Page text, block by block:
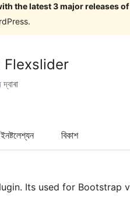
the latest 3 major releases
Flexslider
ইনষ্টলেশ্যন বিকাশ
Its used for Bootstrap